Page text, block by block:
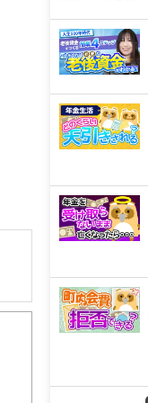
き